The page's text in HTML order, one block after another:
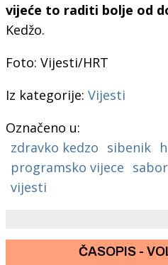
vijeće to raditi bolje od
Kedžo.
Foto: Vijesti/HRT
Iz kategorije: Vijesti
Označeno u:
zdravko kedzo sibenik
programsko vijece sabor
vijesti
ČASOPIS -